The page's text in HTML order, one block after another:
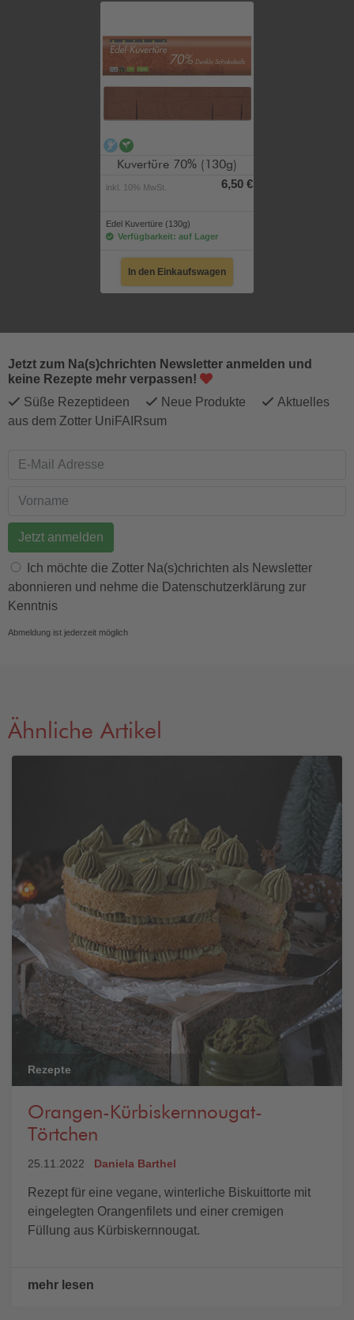
alkoholfrei
Kuvertüre 70% (130g)
inkl. 10% MwSt. 6,50 €
Edel Kuvertüre (130g)
Verfügbarkeit: auf Lager
In den Einkaufswagen
Jetzt zum Na(s)chrichten Newsletter anmelden und
keine Rezepte mehr verpassen!
Süße Rezeptideen
Neue Produkte
Aktuelles
aus dem Zotter UniFAIRsum
E-Mail Adresse
Vorname
Ich möchte die Zotter Na(s)chrichten als Newsletter
abonnieren und nehme die Datenschutzerklärung zur
Kenntnis
Abmeldung ist jederzeit möglich
Ähnliche Artikel
Rezepte
Orangen-Kürbiskernnougat-
Törtchen
25.11.2022 Daniela Barthel
Rezept für eine vegane, winterliche Biskuittorte mit
eingelegten Orangenfilets und einer cremigen
Füllung aus Kürbiskernnougat.
mehr lesen